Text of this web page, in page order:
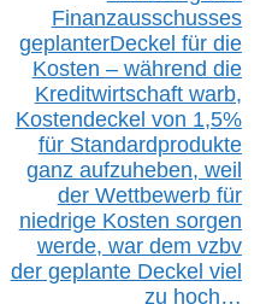
Finanzausschusses
geplanterDeckel für die
Kosten – während die
Kreditwirtschaft warb,
Kostendeckel von 1,5%
für Standardprodukte
ganz aufzuheben, weil
der Wettbewerb für
niedrige Kosten sorgen
werde, war dem vzbv
der geplante Deckel viel
zu hoch…